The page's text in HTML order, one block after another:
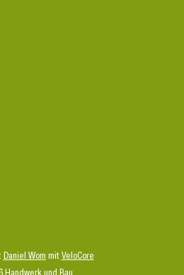
Handwerk und Bau
Daniel Wom mitVeloCore